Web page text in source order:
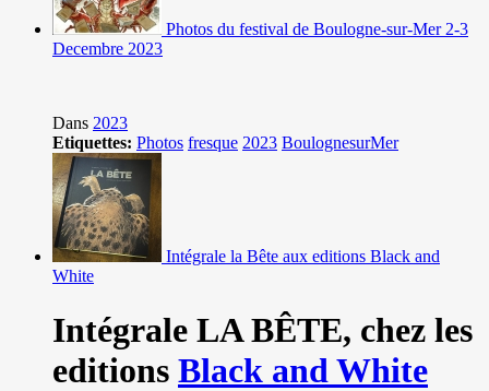
Photos du festival de Boulogne-sur-Mer 2-3
Decembre 2023
Dans 2023
Etiquettes: Photos fresque 2023 BoulognesurMer
Intégrale la Bête aux editions Black and
White
Intégrale LA BÊTE, chez les
editions Black and White